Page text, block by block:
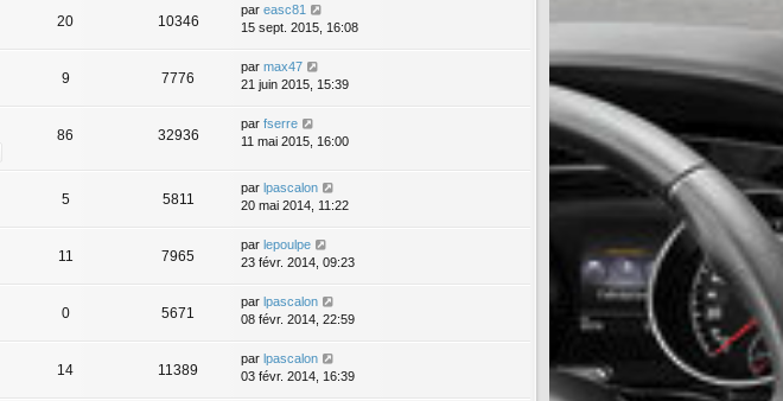
20 10346
par easc81
15 sept. 2015, 16:08
9 7776
par max47
21 juin 2015, 15:39
86 32936
par fserre
11 mai 2015, 16:00
5 5811
par lpascalon
20 mai 2014, 11:22
11 7965
par lepoulpe
23 févr. 2014, 09:23
0 5671
par lpascalon
08 févr. 2014, 22:59
14 11389
par lpascalon
03 févr. 2014, 16:39